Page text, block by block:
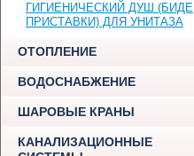
ГИГИЕНИЧЕСКИЙ ДУШ (БИДЕ
ПРИСТАВКИ) ДЛЯ УНИТАЗА
ОТОПЛЕНИЕ
ВОДОСНАБЖЕНИЕ
ШАРОВЫЕ КРАНЫ
КАНАЛИЗАЦИОННЫЕ